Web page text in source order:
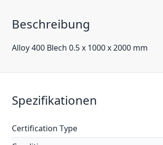
Beschreibung
Alloy 400 Blech 0.5 x 1000 x 2000 mm
Spezifikationen
Certification Type